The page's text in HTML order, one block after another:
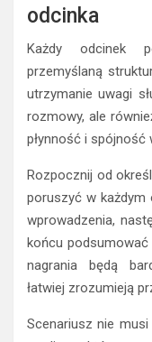
odcinka
Każdy odcinek
przemyślaną
utrzymanie uwagi
rozmowy, ale
płynność i spójność
Rozpocznij od
poruszyć w każdym
wprowadzenia,
końcu
nagrania będą
łatwiej zrozumieją
Scenariusz nie